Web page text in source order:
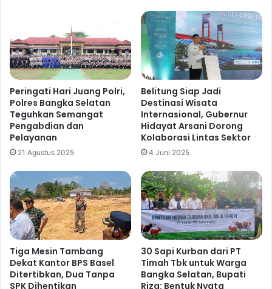
Peringati Hari Juang Polri,
Polres Bangka Selatan
Teguhkan Semangat
Pengabdian dan
Pelayanan
21 Agustus 2025
Belitung Siap Jadi
Destinasi Wisata
Internasional, Gubernur
Hidayat Arsani Dorong
Kolaborasi Lintas Sektor
4 Juni 2025
Tiga Mesin Tambang
Dekat Kantor BPS Basel
Ditertibkan, Dua Tanpa
SPK Dihentikan
30 Sapi Kurban dari PT
Timah Tbk untuk Warga
Bangka Selatan, Bupati
Riza: Bentuk Nyata